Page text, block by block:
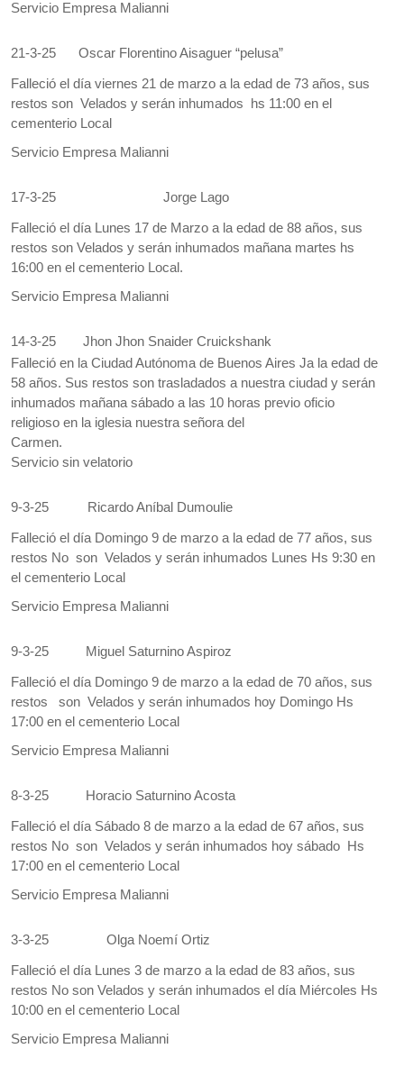
Servicio Empresa Malianni
21-3-25 Oscar Florentino Aisaguer “pelusa”
Falleció el día viernes 21 de marzo a la edad de 73 años, sus
restos son Velados y serán inhumados hs 11:00 en el
cementerio Local
Servicio Empresa Malianni
17-3-25 Jorge Lago
Falleció el día Lunes 17 de Marzo a la edad de 88 años, sus
restos son Velados y serán inhumados mañana martes hs
16:00 en el cementerio Local.
Servicio Empresa Malianni
14-3-25
Jhon Jhon Snaider Cruickshank
Falleció en la Ciudad Autónoma de Buenos Aires Ja la edad de
58 años. Sus restos son trasladados a nuestra ciudad y serán
inhumados mañana sábado a las 10 horas previo oficio
religioso en la iglesia nuestra señora del
Carmen.
Servicio sin velatorio
9-3-25 Ricardo Aníbal Dumoulie
Falleció el día Domingo 9 de marzo a la edad de 77 años, sus
restos No son Velados y serán inhumados Lunes Hs 9:30 en
el cementerio Local
Servicio Empresa Malianni
9-3-25 Miguel Saturnino Aspiroz
Falleció el día Domingo 9 de marzo a la edad de 70 años, sus
restos son Velados y serán inhumados hoy Domingo Hs
17:00 en el cementerio Local
Servicio Empresa Malianni
8-3-25 Horacio Saturnino Acosta
Falleció el día Sábado 8 de marzo a la edad de 67 años, sus
restos No son Velados y serán inhumados hoy sábado Hs
17:00 en el cementerio Local
Servicio Empresa Malianni
3-3-25 Olga Noemí Ortiz
Falleció el día Lunes 3 de marzo a la edad de 83 años, sus
restos No son Velados y serán inhumados el día Miércoles Hs
10:00 en el cementerio Local
Servicio Empresa Malianni